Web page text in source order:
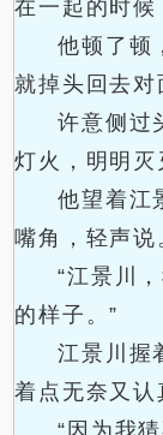
在一起的时候
他顿了顿
就掉头回去对
许意侧过
灯火，明明灭
他望着江
嘴角，轻声说
“江景川
的样子。”
江景川握
着点无奈又认
“因为我